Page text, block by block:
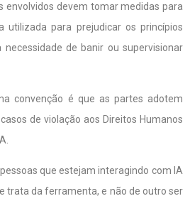
envolvidos devem tomar medidas para
utilizada para prejudicar os princípios
necessidade de banir ou supervisionar
convenção é que as partes adotem
de violação aos Direitos Humanos
que estejam interagindo com IA
trata da ferramenta, e não de outro ser